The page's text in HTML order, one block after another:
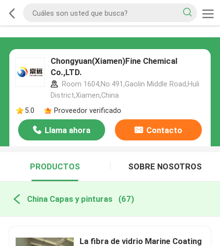
Chongyuan(Xiamen)Fine Chemical
Co.,LTD.
Room 1604,No.491,Gaolin Middle Road,Huli
District,Xiamen,China
5.0
Proveedor verificado
Llama ahora Contacto
PRODUCTOS SOBRE NOSOTROS
China Capas y pinturas (67)
La fibra de vidrio Marine Coating